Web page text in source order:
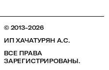
© 2013-2026
ИП ХАЧАТУРЯН А.С.
ВСЕ ПРАВА
ЗАРЕГИСТРИРОВАНЫ.